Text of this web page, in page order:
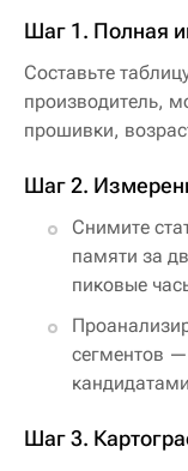
Шаг 1. Полная
Составьте
производитель,
прошивки,
Шаг 2.
Снимите
памяти за
пиковые
сегментов
Шаг 3.